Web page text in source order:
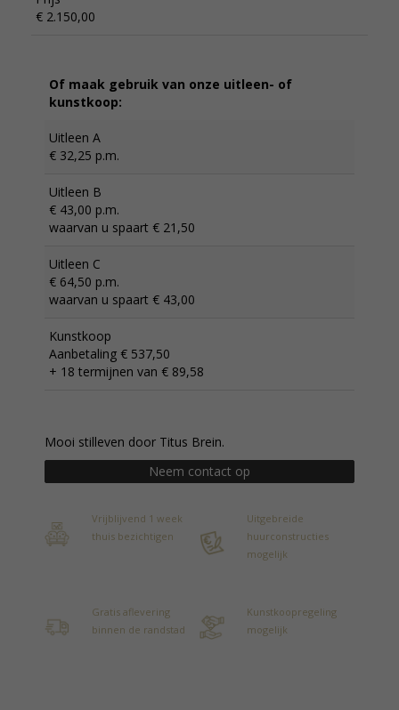
€ 2.150,00
Of maak gebruik van onze uitleen- of
kunstkoop:
Uitleen A
€ 32,25 p.m.
Uitleen B
€ 43,00 p.m.
waarvan u spaart € 21,50
Uitleen C
€ 64,50 p.m.
waarvan u spaart € 43,00
Kunstkoop
Aanbetaling € 537,50
+ 18 termijnen van € 89,58
Mooi stilleven door Titus Brein.
Neem contact op
Vrijblijvend 1 week
thuis bezichtigen
Uitgebreide
huurconstructies
mogelijk
Gratis aflevering
binnen de randstad
Kunstkoopregeling
mogelijk